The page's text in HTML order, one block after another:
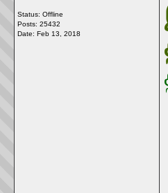
Status: Offline
Posts: 25432
Date: Feb 13, 2018